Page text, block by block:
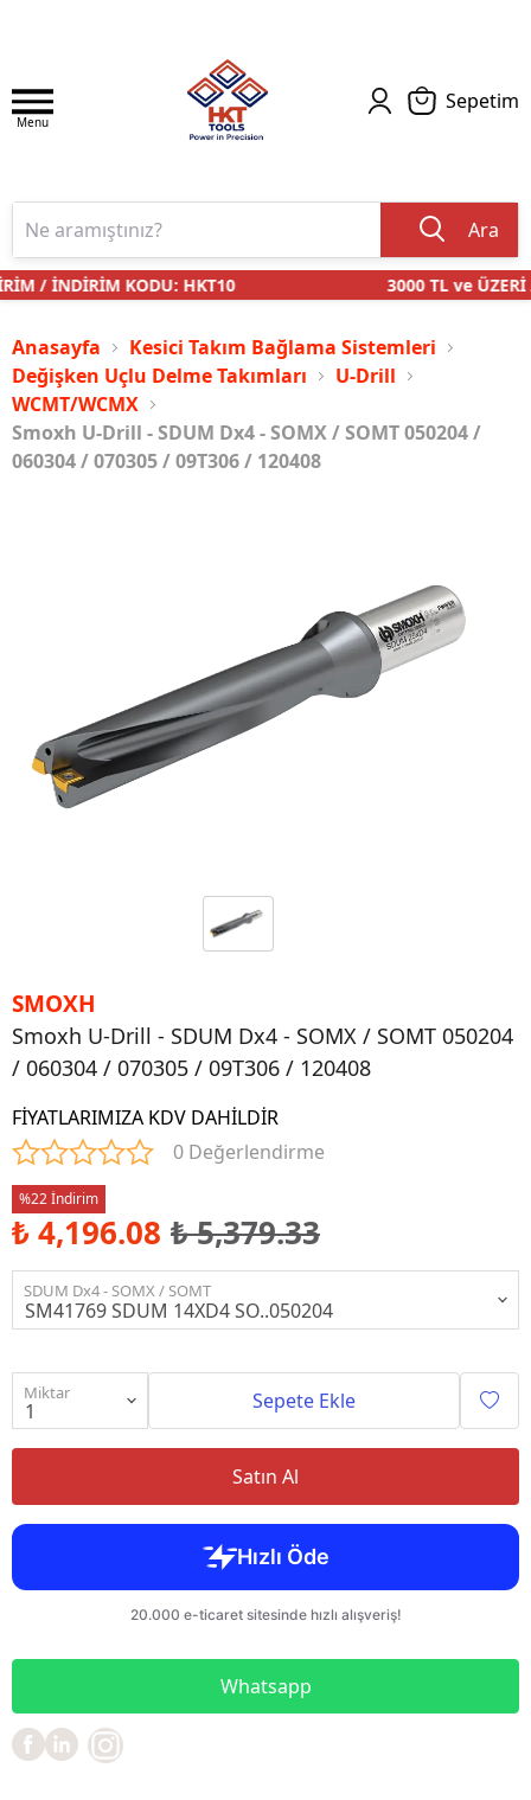
Menu
Sepetim
Ara
/ İNDİRİM KODU: HKT10 3000 TL ve ÜZERİ
Anasayfa
Kesici Takım Bağlama Sistemleri
Değişken Uçlu Delme Takımları
U-Drill
WCMT/WCMX
Smoxh U-Drill - SDUM Dx4 - SOMX / SOMT 050204 /
060304 / 070305 / 09T306 / 120408
SMOXH
Smoxh U-Drill - SDUM Dx4 - SOMX / SOMT 050204
/ 060304 / 070305 / 09T306 / 120408
FİYATLARIMIZA KDV DAHİLDİR
0 Değerlendirme
%22 İndirim
₺ 4,196.08 ₺ 5,379.33
SDUM Dx4 - SOMX / SOMT
Miktar Sepete Ekle
Satın Al
Whatsapp